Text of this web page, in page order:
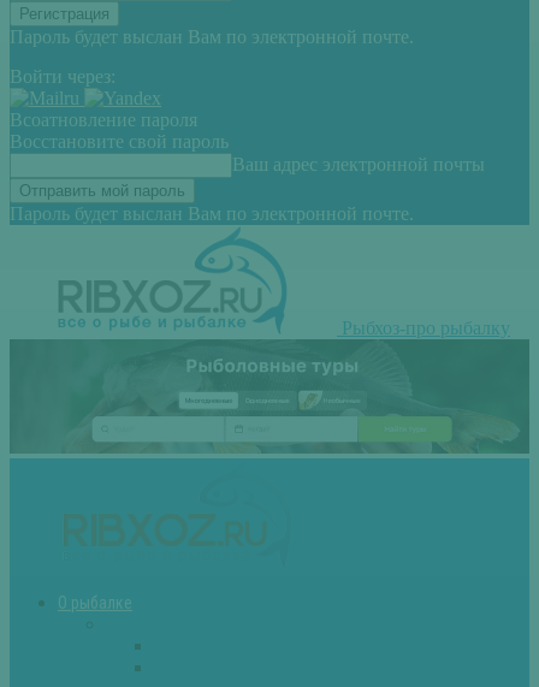
Пароль будет выслан Вам по электронной почте.
Войти через:
Всоатновление пароля
Восстановите свой пароль
Ваш адрес электронной почты
Пароль будет выслан Вам по электронной почте.
Рыбхоз-про рыбалку
О рыбалке